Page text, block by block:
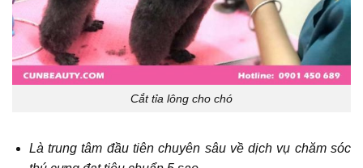
Cắt tỉa lông cho chó
Là trung tâm đầu tiên chuyên sâu về dịch vụ chăm sóc